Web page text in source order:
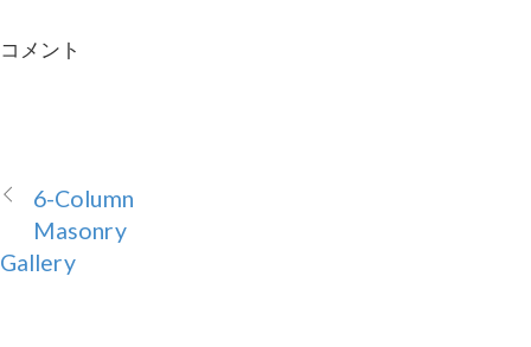
コメント
6-Column
Masonry
Gallery